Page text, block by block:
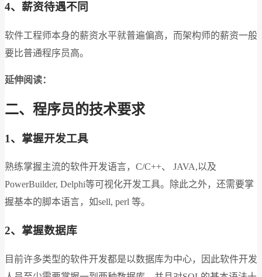
4、薪资待遇不同
软件工程师本身的薪资水平就普遍偏高，而架构师的薪资一般
要比普通程序员高。
延伸阅读：
二、程序员的技术要求
1、掌握开发工具
熟练掌握主流的软件开发语言，C/C++、 JAVA,以及
PowerBuilder, Delphi等可视化开发工具。除此之外，还需要掌
握基本的脚本语言，如sell, perl 等。
2、掌握数据库
目前许多类型的软件开发都是以数据库为中心，因此软件开发